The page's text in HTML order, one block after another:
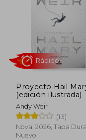
20%
dcto. $
Rápido
Proyecto Hail
(edición ilustrada)
Andy Weir
(13)
Nova, 2026, Tapa
Nuevo